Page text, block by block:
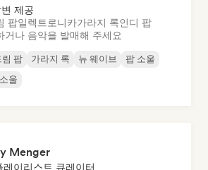
제공
팝일렉트로니카가라지 록인디 팝
거나 음악을 발매해 주세요
림 팝 가라지 록 뉴 웨이브
팝 소울
소울
Menger
레이리스트 큐레이터